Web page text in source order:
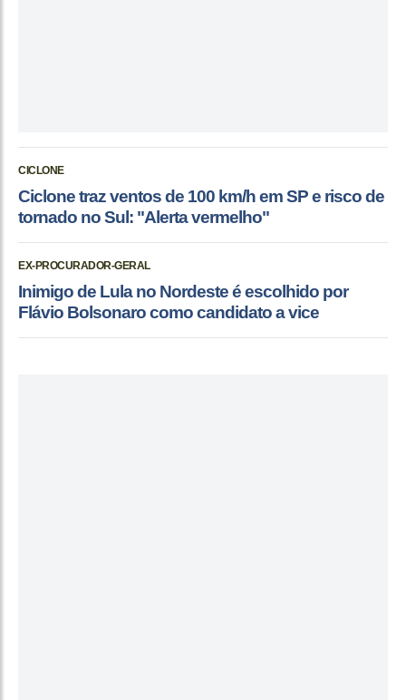
CICLONE
Ciclone traz ventos de 100 km/h em SP e risco de
tornado no Sul: "Alerta vermelho"
EX-PROCURADOR-GERAL
Inimigo de Lula no Nordeste é escolhido por
Flávio Bolsonaro como candidato a vice